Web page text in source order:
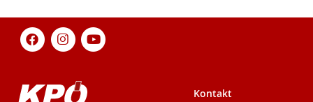
Kontakt